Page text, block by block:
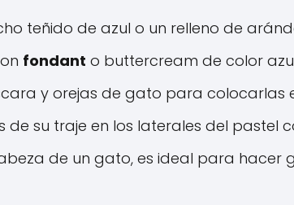
teñido de azul o un relleno de
fondant o buttercream de color
y orejas de gato para colocarlas
de su traje en los laterales del pastel
de un gato, es ideal para